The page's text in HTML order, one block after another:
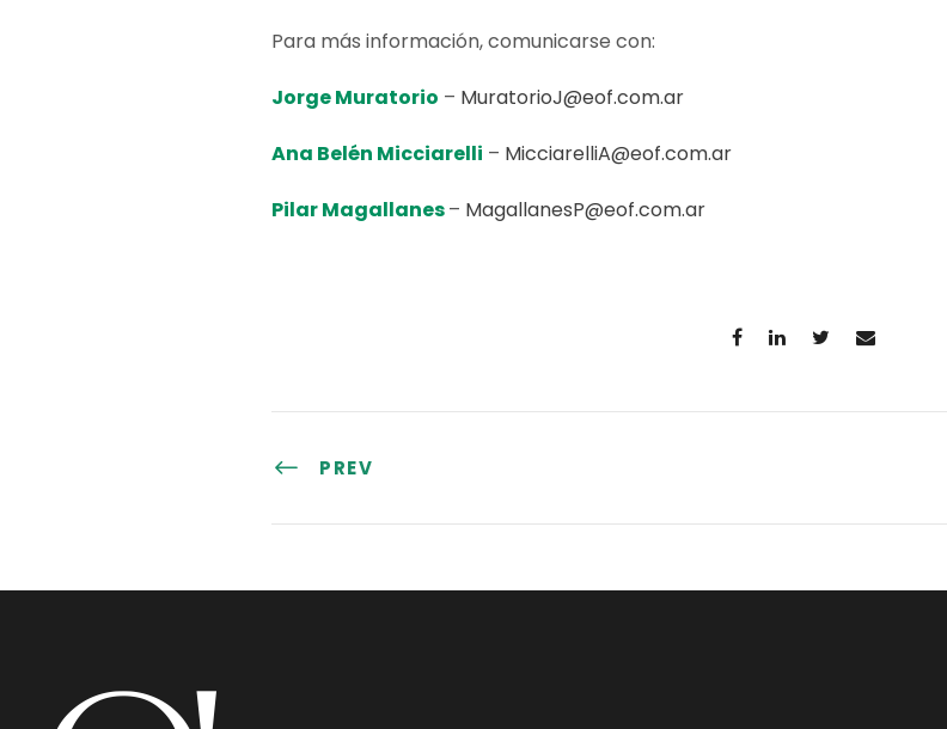
Para más información, comunicarse con:
Jorge Muratorio – MuratorioJ@eof.com.ar
Ana Belén Micciarelli – MicciarelliA@eof.com.ar
Pilar Magallanes– MagallanesP@eof.com.ar
PREV